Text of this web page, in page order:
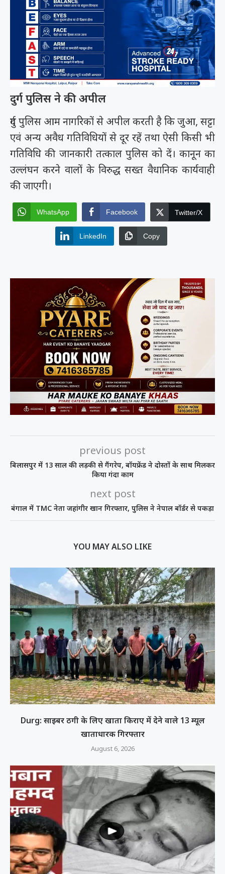
दुर्ग पुलिस ने की अपील
दुर्ग पुलिस आम नागरिकों से अपील करती है कि जुआ, सट्टा
एवं अन्य अवैध गतिविधियों से दूर रहें तथा ऐसी किसी भी
गतिविधि की जानकारी तत्काल पुलिस को दें। कानून का
उल्लंघन करने वालों के विरुद्ध सख्त वैधानिक कार्यवाही
की जाएगी।
WhatsApp Facebook Twitter/X
LinkedIn Copy
previous post
बिलासपुर में 13 साल की लड़की से गैंगरेप, बॉयफ्रेंड ने दोस्तों के साथ मिलकर
किया गंदा काम
next post
बंगाल में TMC नेता जहांगीर खान गिरफ्तार, पुलिस ने नेपाल बॉर्डर से पकड़ा
YOU MAY ALSO LIKE
Durg: साइबर ठगी के लिए खाता किराए में देने वाले 13 म्यूल
खाताधारक गिरफ्तार
August 6, 2026